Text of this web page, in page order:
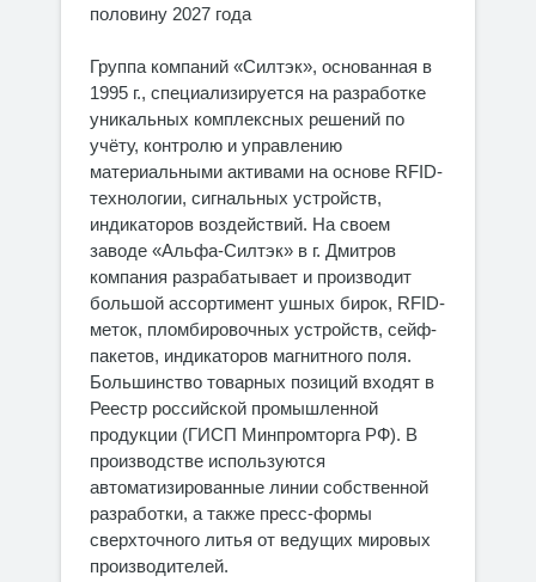
половину 2027 года
Группа компаний «Силтэк», основанная в
1995 г., специализируется на разработке
уникальных комплексных решений по
учёту, контролю и управлению
материальными активами на основе RFID-
технологии, сигнальных устройств,
индикаторов воздействий. На своем
заводе «Альфа-Силтэк» в г. Дмитров
компания разрабатывает и производит
большой ассортимент ушных бирок, RFID-
меток, пломбировочных устройств, сейф-
пакетов, индикаторов магнитного поля.
Большинство товарных позиций входят в
Реестр российской промышленной
продукции (ГИСП Минпромторга РФ). В
производстве используются
автоматизированные линии собственной
разработки, а также пресс-формы
сверхточного литья от ведущих мировых
производителей.